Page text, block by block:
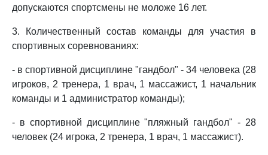
допускаются спортсмены не моложе 16 лет.
3. Количественный состав команды для участия в
спортивных соревнованиях:
- в спортивной дисциплине "гандбол" - 34 человека (28
игроков, 2 тренера, 1 врач, 1 массажист, 1 начальник
команды и 1 администратор команды);
- в спортивной дисциплине "пляжный гандбол" - 28
человек (24 игрока, 2 тренера, 1 врач, 1 массажист).